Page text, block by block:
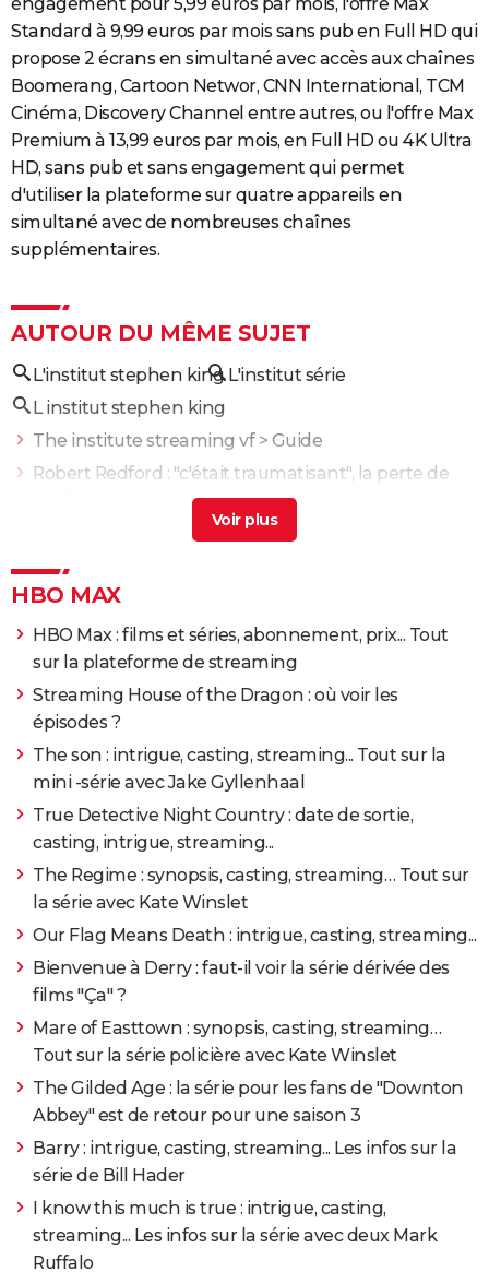
engagement pour 5,99 euros par mois, l'offre Max
Standard à 9,99 euros par mois sans pub en Full HD qui
propose 2 écrans en simultané avec accès aux chaînes
Boomerang, Cartoon Networ, CNN International, TCM
Cinéma, Discovery Channel entre autres, ou l'offre Max
Premium à 13,99 euros par mois, en Full HD ou 4K Ultra
HD, sans pub et sans engagement qui permet
d'utiliser la plateforme sur quatre appareils en
simultané avec de nombreuses chaînes
supplémentaires.
AUTOUR DU MÊME SUJET
L'institut stephen king L'institut série
L institut stephen king
The institute streaming vf> Guide
Robert Redford : "c'était traumatisant", la perte de
ses fils, les deux drames de sa vie
HBO MAX
HBO Max : films et séries, abonnement, prix... Tout
sur la plateforme de streaming
Streaming House of the Dragon : où voir les
épisodes ?
The son : intrigue, casting, streaming... Tout sur la
mini -série avec Jake Gyllenhaal
True Detective Night Country : date de sortie,
casting, intrigue, streaming...
The Regime : synopsis, casting, streaming… Tout sur
la série avec Kate Winslet
Our Flag Means Death : intrigue, casting, streaming...
Bienvenue à Derry : faut-il voir la série dérivée des
films "Ça" ?
Mare of Easttown : synopsis, casting, streaming…
Tout sur la série policière avec Kate Winslet
The Gilded Age : la série pour les fans de "Downton
Abbey" est de retour pour une saison 3
Barry : intrigue, casting, streaming... Les infos sur la
série de Bill Hader
I know this much is true : intrigue, casting,
streaming... Les infos sur la série avec deux Mark
Ruffalo